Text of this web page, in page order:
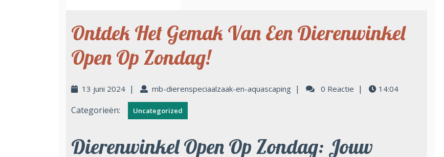
Ontdek Het Gemak Van Een Dierenwinkel
Open Op Zondag!
13 juni 2024 | mb-dierenspeciaalzaak-en-aquascaping | 0 Reactie | 14:04
Categorieën: Uncategorized
Dierenwinkel Open Op Zondag: Jouw